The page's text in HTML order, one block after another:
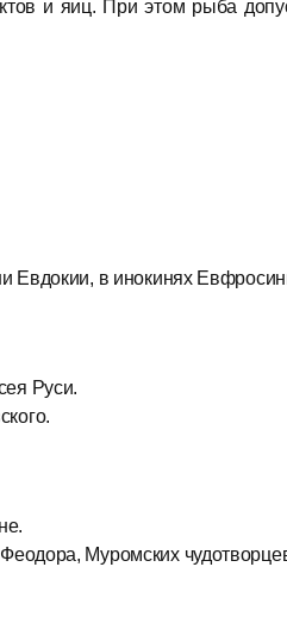
и яиц. При этом рыба
Евдокии, в инокинях
Руси.
Муромских